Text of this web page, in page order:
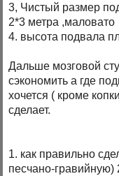
3, Чистый размер
2*3 метра ,маловато
4. высота подвала
Дальше мозговой
сэкономить а где
хочется ( кроме
сделает.
1. как правильно
песчано-